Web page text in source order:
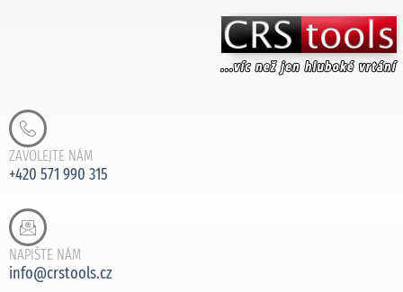
ZAVOLEJTE NÁM
+420 571 990 315
NAPIŠTE NÁM
info@crstools.cz